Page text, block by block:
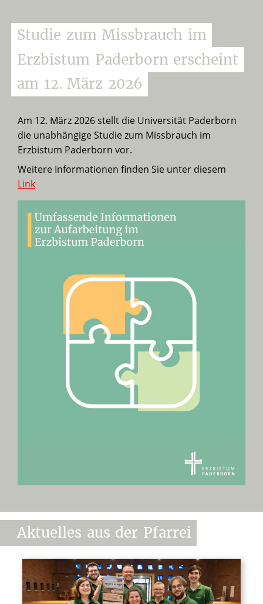
Studie zum Missbrauch im
Erzbistum Paderborn erscheint
am 12. März 2026
Am 12. März 2026 stellt die Universität Paderborn
die unabhängige Studie zum Missbrauch im
Erzbistum Paderborn vor.
Weitere Informationen finden Sie unter diesem
Link
Aktuelles aus der Pfarrei